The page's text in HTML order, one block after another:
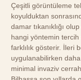
Çeşitli görüntüleme
koyulduktan
damar tıkanıklığı
hangi yöntemin tercih
farklılık gösterir. İleri
uygulanabilirken
minimal invaziv